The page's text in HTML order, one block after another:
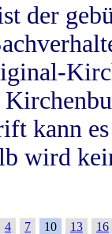
der
kann
wird
4 7 10 13
16